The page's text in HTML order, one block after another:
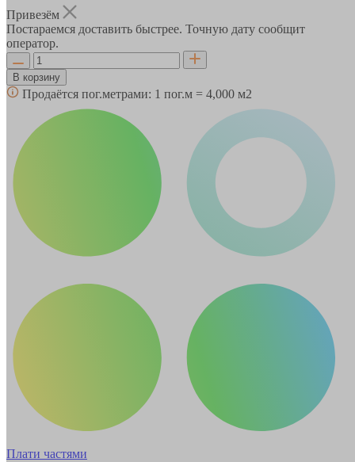
Привезём
Постараемся доставить быстрее. Точную дату сообщит
оператор.
В корзину
Продаётся пог.метрами: 1 пог.м = 4,000 м2
Плати частями